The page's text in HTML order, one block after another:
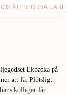
ÅTERFÖRSÄLJARE
Ekbacka på
att få. Plötsligt
kolleger får